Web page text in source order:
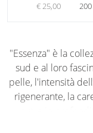
€ 25,00
"Essenza" è la
sud e al loro
pelle, l'intensità
rigenerante, la
sensazioni